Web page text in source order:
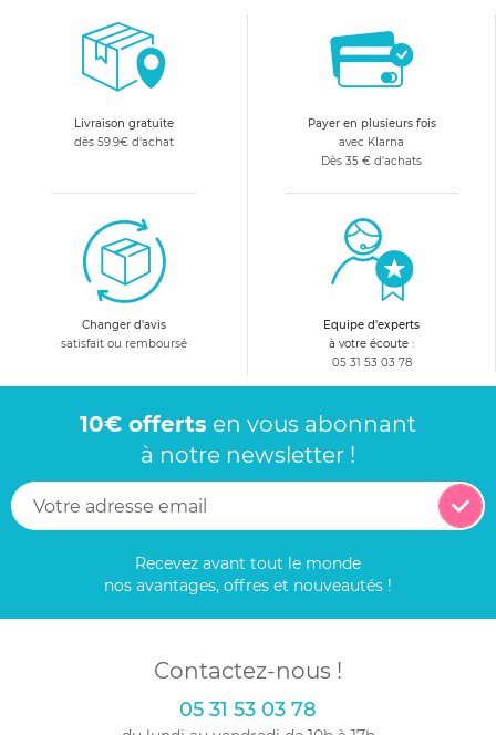
Livraison gratuite
dès 59.9€ d'achat
Payer en plusieurs fois
avec Klarna
Dès 35 € d'achats
Changer d'avis
satisfait ou remboursé
Equipe d'experts
à votre écoute :
05 31 53 03 78
10€ offerts en vous abonnant
à notre newsletter !
Recevez avant tout le monde
nos avantages, offres et nouveautés !
Contactez-nous !
05 31 53 03 78